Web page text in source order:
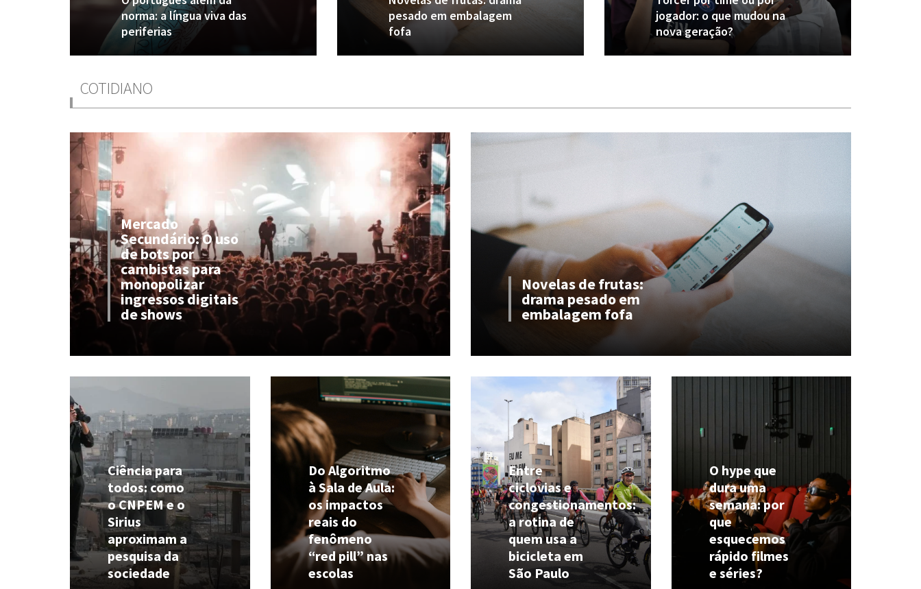
norma: a língua viva das
periferias
pesado em embalagem
fofa
jogador: o que mudou na
nova geração?
COTIDIANO
Mercado
Secundário: O uso
de bots por
cambistas para
monopolizar
ingressos digitais
de shows
Novelas de frutas:
drama pesado em
embalagem fofa
Ciência para
todos: como
o CNPEM e o
Sirius
aproximam a
pesquisa da
sociedade
Do Algoritmo
à Sala de Aula:
os impactos
reais do
fenômeno
“red pill” nas
escolas
Entre
ciclovias e
congestionamentos:
a rotina de
quem usa a
bicicleta em
São Paulo
O hype que
dura uma
semana: por
que
esquecemos
rápido filmes
e séries?